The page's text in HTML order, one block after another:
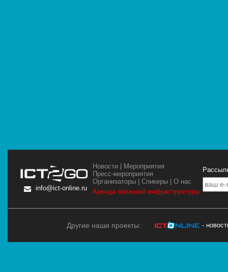
info@ict-online.ru
Новости | Мероприятия
Пресс-мероприятия
Организаторы |Спикеры |О нас
Аренда облачной инфраструктуры
Другие наши проекты: -